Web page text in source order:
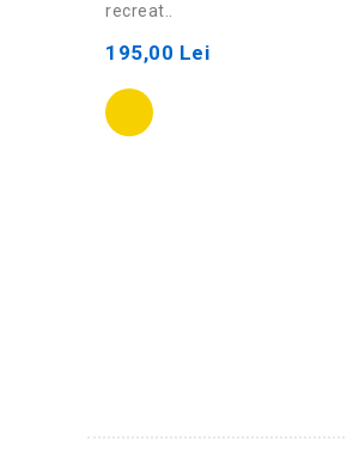
recreat..
195,00 Lei